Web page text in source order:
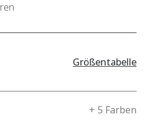
Größentabelle
+ 5 Farben